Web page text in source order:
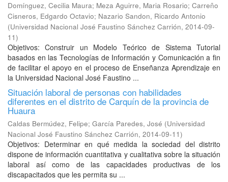
Domínguez, Cecilia Maura; Meza Aguirre, Maria Rosario; Carreño
Cisneros, Edgardo Octavio; Nazario Sandon, Ricardo Antonio
(Universidad Nacional José Faustino Sánchez Carrión, 2014-09-
11)
Objetivos: Construir un Modelo Teórico de Sistema Tutorial
basados en las Tecnologías de Información y Comunicación a fin
de facilitar el apoyo en el proceso de Enseñanza Aprendizaje en
la Universidad Nacional José Faustino ...
Situación laboral de personas con habilidades
diferentes en el distrito de Carquín de la provincia de
Huaura
Caldas Bermúdez, Felipe; García Paredes, José (Universidad
Nacional José Faustino Sánchez Carrión, 2014-09-11)
Objetivos: Determinar en qué medida la sociedad del distrito
dispone de información cuantitativa y cualitativa sobre la situación
laboral así como de las capacidades productivas de los
discapacitados que les permita su ...